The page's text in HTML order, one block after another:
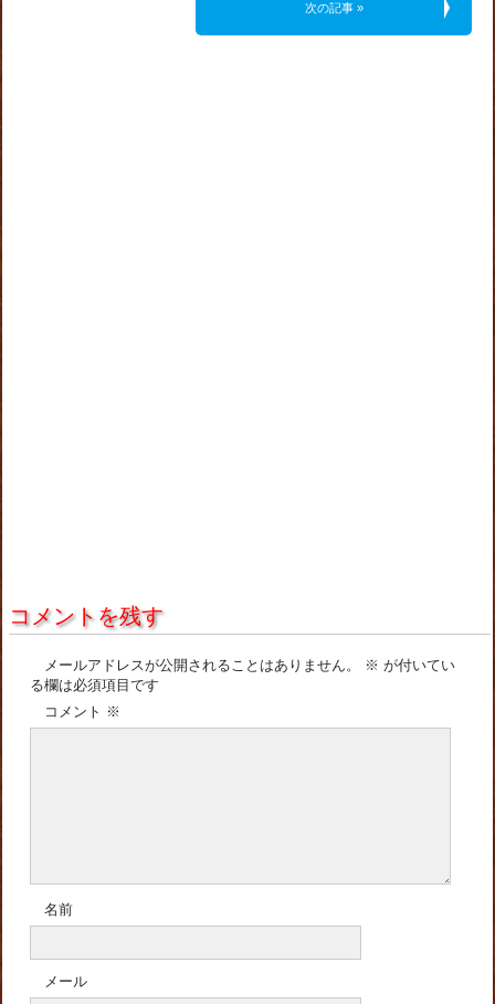
次の記事 »
コメントを残す
メールアドレスが公開されることはありません。 ※ が付いてい
る欄は必須項目です
コメント ※
名前
メール